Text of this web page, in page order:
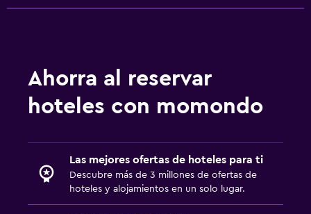
Ahorra al reservar
hoteles con momondo
Las mejores ofertas de hoteles para ti
Descubre más de 3 millones de ofertas de
hoteles y alojamientos en un solo lugar.